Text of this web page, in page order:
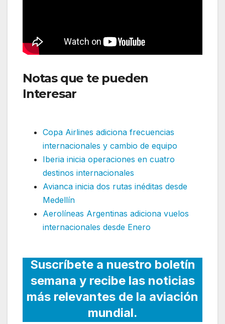
Notas que te pueden
Interesar
Copa Airlines adiciona frecuencias
internacionales y cambio de equipo
Iberia inicia operaciones en cuatro
destinos internacionales
Avianca inicia dos rutas inéditas desde
Medellín
Aerolíneas Argentinas adiciona vuelos
internacionales desde Enero
Suscríbete a nuestro boletín
semana y recibe las noticias
más relevantes de la aviación
mundial.